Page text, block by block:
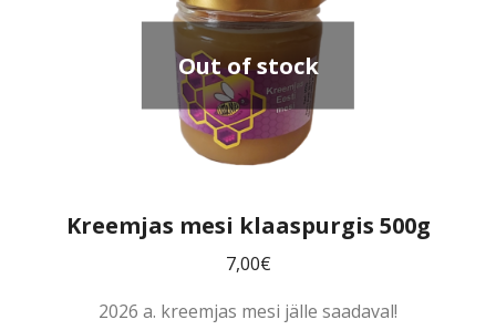
Out of stock
Kreemjas mesi klaaspurgis 500g
7,00€
2026 a. kreemjas mesi jälle saadaval!